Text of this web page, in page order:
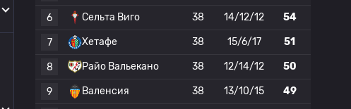
6 Сельта Виго 38 14/12/12 54
7 Хетафе 38 15/6/17 51
8 Райо Вальекано 38 12/14/12 50
9 Валенсия 38 13/10/15 49